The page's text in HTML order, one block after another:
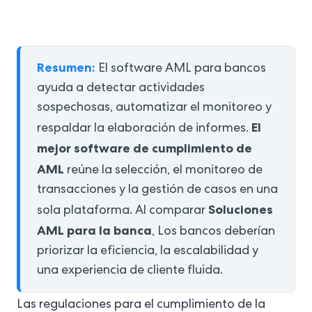
Resumen: El software AML para bancos
ayuda a detectar actividades
sospechosas, automatizar el monitoreo y
respaldar la elaboración de informes. El
mejor software de cumplimiento de
AML reúne la selección, el monitoreo de
transacciones y la gestión de casos en una
sola plataforma. Al comparar Soluciones
AML para la banca, Los bancos deberían
priorizar la eficiencia, la escalabilidad y
una experiencia de cliente fluida.
Las regulaciones para el cumplimiento de la